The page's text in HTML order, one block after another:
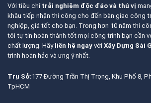
Với tiêu chí trải nghiệm độc đáo và thú vị
khâu tiếp nhận thi công cho đến bàn giao công
nghiệp, giá tốt cho bạn. Trong hơn 10 năm thi
tôi tự tin hoàn thành tốt mọi công trình bạn cần
chất lượng. Hãy liên hệ ngay với Xây Dựng Sài
trình hoàn hảo và ưng ý nhất.
Trụ Sở:177 Đường Trần Thị Trọng, Khu Phố 8,
TpHCM